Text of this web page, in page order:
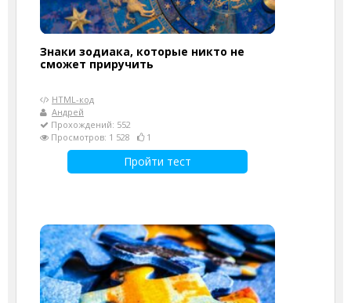
Знаки зодиака, которые никто не
сможет приручить
HTML-код
Андрей
Прохождений: 552
Просмотров: 1 528
1
Пройти тест